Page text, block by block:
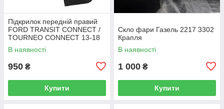
Підкрилок передній правий
FORD TRANSIT CONNECT /
TOURNEO CONNECT 13-18
В наявності
950 ₴
Купити
Скло фари Газель 2217 3302
Крапля
В наявності
1 000 ₴
Купити